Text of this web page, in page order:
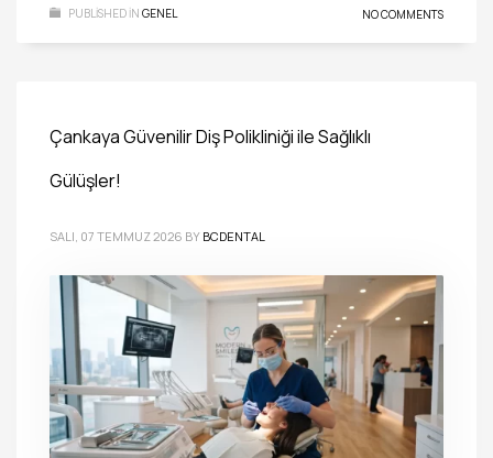
PUBLISHED IN GENEL NO COMMENTS
Çankaya Güvenilir Diş Polikliniği ile Sağlıklı
Gülüşler!
SALI, 07 TEMMUZ 2026 BY BCDENTAL